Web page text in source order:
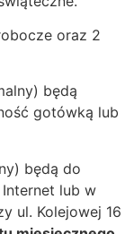
oraz 2
będą
gotówką lub
będą do
lub w
ul. Kolejowej 16